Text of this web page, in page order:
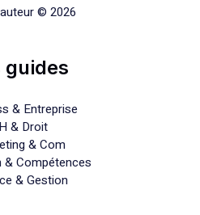
© 2026
guides
& Entreprise
& Droit
& Com
& Compétences
& Gestion